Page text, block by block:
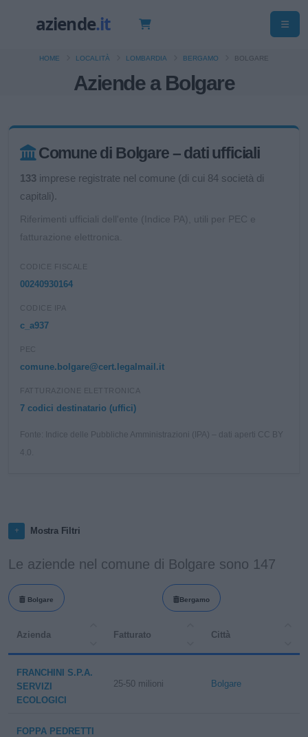
Aziende a Bolgare
HOME LOCALITÀ LOMBARDIA BERGAMO BOLGARE
Comune di Bolgare – dati ufficiali
133 imprese registrate nel comune (di cui 84 società di
capitali).
Riferimenti ufficiali dell'ente (Indice PA), utili per PEC e
fatturazione elettronica.
CODICE FISCALE
00240930164
CODICE IPA
c_a937
PEC
comune.bolgare@cert.legalmail.it
FATTURAZIONE ELETTRONICA
7 codici destinatario (uffici)
Fonte: Indice delle Pubbliche Amministrazioni (IPA) – dati aperti CC BY
Mostra Filtri
Le aziende nel comune di Bolgare sono 147
Bolgare Bergamo
Azienda Fatturato Città
FRANCHINI S.P.A.
SERVIZI
ECOLOGICI
25-50 milioni Bolgare
FOPPA PEDRETTI